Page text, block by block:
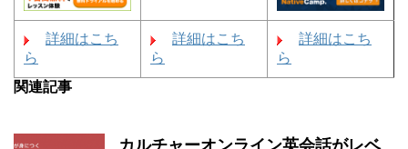
詳細はこち
ら
詳細はこち
ら
詳細はこち
ら
関連記事